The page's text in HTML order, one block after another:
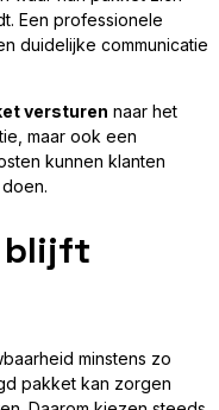
Een professionele
duidelijke communicatie
versturen naar het
maar ook een
kunnen klanten
blijft
minstens zo
pakket kan zorgen